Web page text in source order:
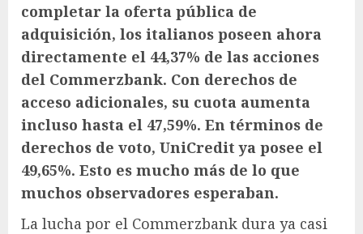
completar la oferta pública de
adquisición, los italianos poseen ahora
directamente el 44,37% de las acciones
del Commerzbank. Con derechos de
acceso adicionales, su cuota aumenta
incluso hasta el 47,59%. En términos de
derechos de voto, UniCredit ya posee el
49,65%. Esto es mucho más de lo que
muchos observadores esperaban.
La lucha por el Commerzbank dura ya casi